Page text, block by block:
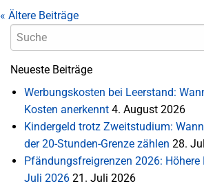
« Ältere Beiträge
Neueste Beiträge
Werbungskosten bei Leerstand:
Kosten anerkennt 4. August 2026
Kindergeld trotz Zweitstudium:
der 20-Stunden-Grenze zählen 28.
Pfändungsfreigrenzen 2026: Höhere
Juli 2026 21. Juli 2026